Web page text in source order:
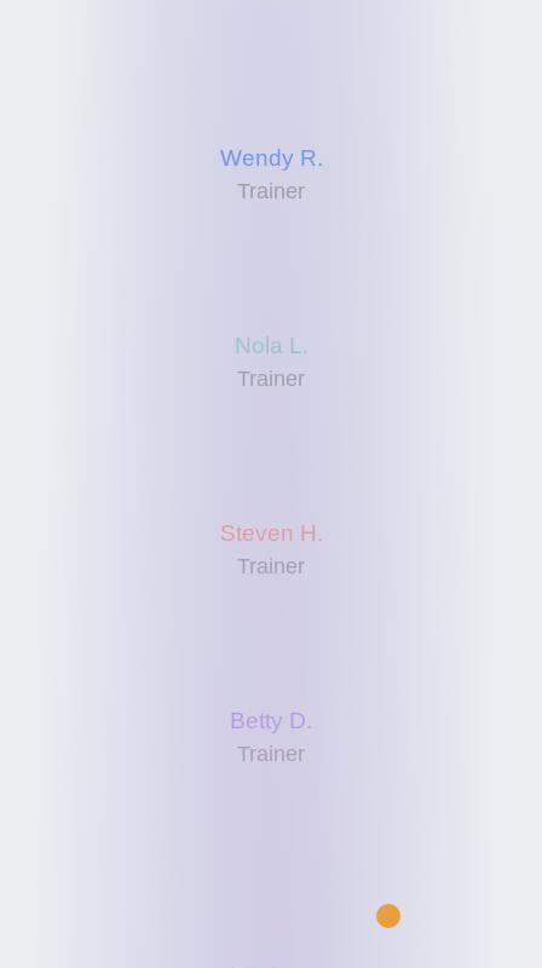
Wendy R.
Trainer
Nola L.
Trainer
Steven H.
Trainer
Betty D.
Trainer